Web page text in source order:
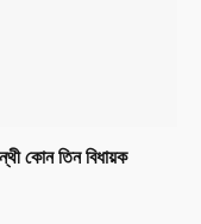
কোন তিন বিধায়ক